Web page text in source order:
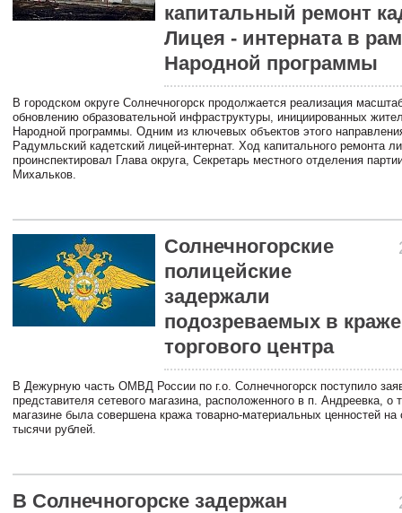
капитальный ремонт
Лицея - интерната в
Народной программы
В городском округе Солнечногорск продолжается реализация
обновлению образовательной инфраструктуры, инициированных
Народной программы. Одним из ключевых объектов этого
Радумльский кадетский лицей-интернат. Ход капитального ремонта
проинспектировал Глава округа, Секретарь местного отделения
Михальков.
Солнечногорские
полицейские
задержали
подозреваемых в
торгового центра
В Дежурную часть ОМВД России по г.о. Солнечногорск поступило
представителя сетевого магазина, расположенного в п. Андреевка, о
магазине была совершена кража товарно-материальных ценностей
тысячи рублей.
В Солнечногорске задержан